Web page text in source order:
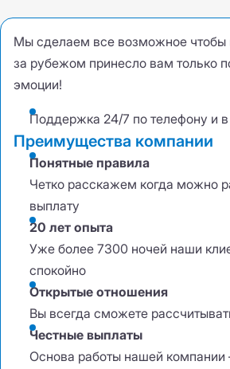
Мы сделаем все возможное чтобы
за рубежом принесло вам только
эмоции!
Поддержка 24/7 по телефону и
Преимущества компании
Понятные правила
Четко расскажем когда можно
выплату
20 лет опыта
Уже более 7300 ночей наши
спокойно
Открытые отношения
Вы всегда сможете
Честные выплаты
Основа работы нашей